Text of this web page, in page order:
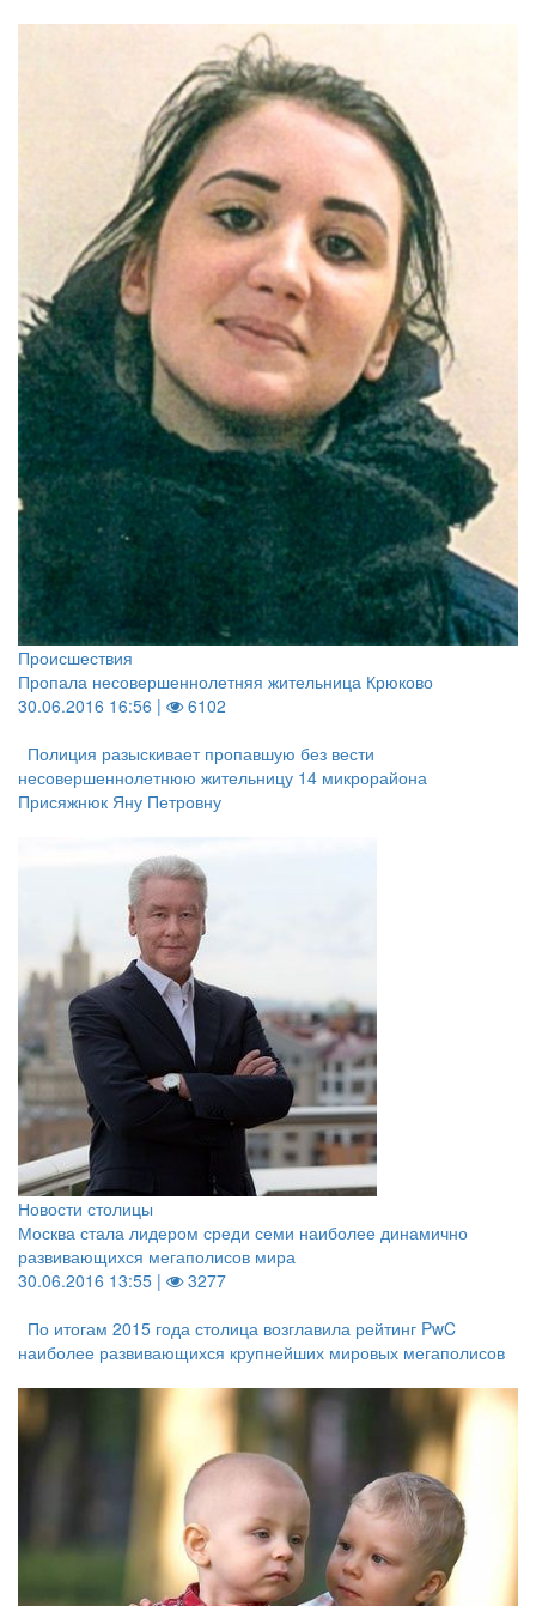
Происшествия
Пропала несовершеннолетняя жительница Крюково
30.06.2016 16:56 |
6102
Полиция разыскивает пропавшую без вести
несовершеннолетнюю жительницу 14 микрорайона
Присяжнюк Яну Петровну
Новости столицы
Москва стала лидером среди семи наиболее динамично
развивающихся мегаполисов мира
30.06.2016 13:55 |
3277
По итогам 2015 года столица возглавила рейтинг PwC
наиболее развивающихся крупнейших мировых мегаполисов